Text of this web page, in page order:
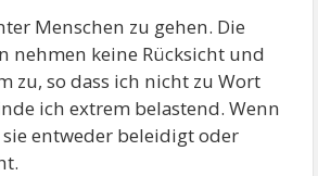
Menschen zu gehen. Die
nehmen keine Rücksicht und
zu, so dass ich nicht zu Wort
ich extrem belastend. Wenn
sie entweder beleidigt oder